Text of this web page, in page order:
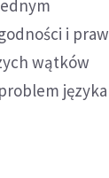
i praw
wątków
języka